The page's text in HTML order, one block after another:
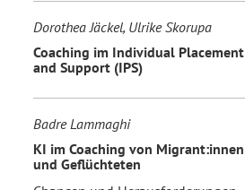
Dorothea Jäckel, Ulrike Skorupa
Coaching im Individual Placement
and Support (IPS)
Badre Lammaghi
KI im Coaching von Migrant:innen
und Geflüchteten